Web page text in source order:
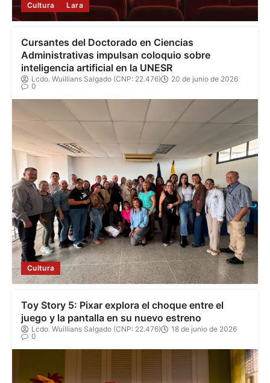
Cultura Lara
Cultura
Cursantes del Doctorado en Ciencias
Administrativas impulsan coloquio sobre
inteligencia artificial en la UNESR
Lcdo. Wuillians Salgado (CNP: 22.476)
20 de junio de 2026
0
Toy Story 5: Pixar explora el choque entre el
juego y la pantalla en su nuevo estreno
Lcdo. Wuillians Salgado (CNP: 22.476)
18 de junio de 2026
0